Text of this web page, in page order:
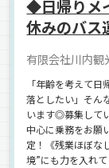
◆日帰りメ
休みのバ
有限会社川内観
「年齢を考えて
落としたい」そん
います◎募集して
中心に乗務をお願
定！《残業ほぼな
境”にも力を入れて